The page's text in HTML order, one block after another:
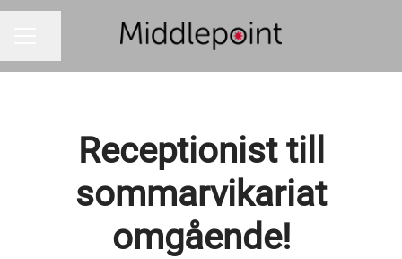
Receptionist till
sommarvikariat
omgående!